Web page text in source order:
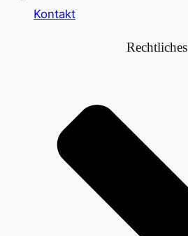
Kontakt
Rechtliches